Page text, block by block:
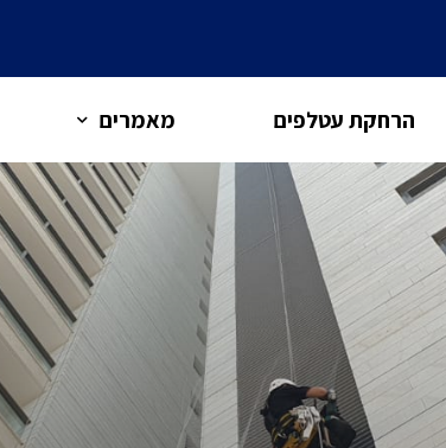
הרחקת עטלפים מאמרים